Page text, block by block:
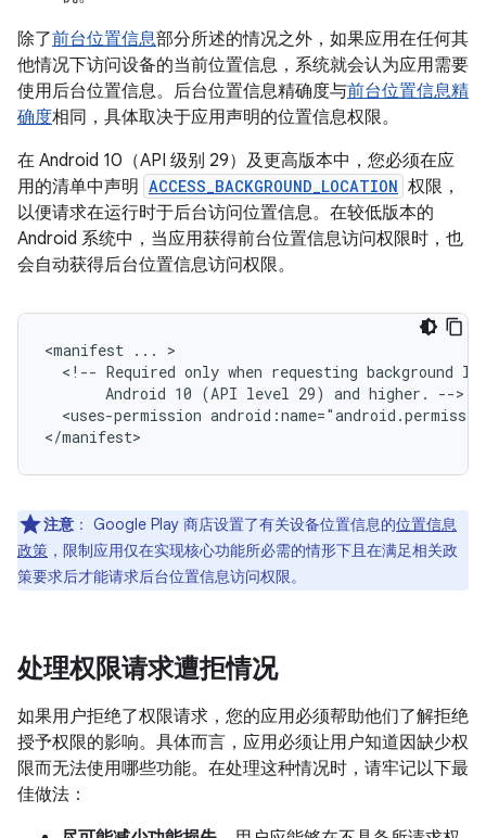
除了前台位置信息部分所述的情况之外，如果应用在任何其
他情况下访问设备的当前位置信息，系统就会认为应用需要
使用后台位置信息。后台位置信息精确度与前台位置信息精
确度相同，具体取决于应用声明的位置信息权限。
在 Android 10（API 级别 29）及更高版本中，您必须在应
用的清单中声明 ACCESS_BACKGROUND_LOCATION 权限，
以便请求在运行时于后台访问位置信息。在较低版本的
Android 系统中，当应用获得前台位置信息访问权限时，也
会自动获得后台位置信息访问权限。
<manifest ...
<!-- Required only when requesting background
Android 10 (API level 29) and higher.
<uses-permission
注意 ： Google Play 商店设置了有关设备位置信息的位置信息
政策 ，限制应用仅在实现核心功能所必需的情形下且在满足相关政
策要求后才能请求后台位置信息访问权限。
处理权限请求遭拒情况
如果用户拒绝了权限请求，您的应用必须帮助他们了解拒绝
授予权限的影响。具体而言，应用必须让用户知道因缺少权
限而无法使用哪些功能。在处理这种情况时，请牢记以下最
佳做法：